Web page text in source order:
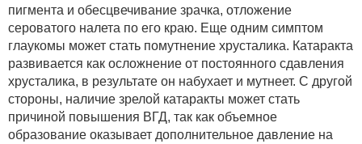
пигмента и обесцвечивание зрачка, отложение
сероватого налета по его краю. Еще одним симптом
глаукомы может стать помутнение хрусталика. Катаракта
развивается как осложнение от постоянного сдавления
хрусталика, в результате он набухает и мутнеет. С другой
стороны, наличие зрелой катаракты может стать
причиной повышения ВГД, так как объемное
образование оказывает дополнительное давление на